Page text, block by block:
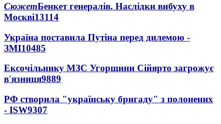
СюжетБенкет генералів. Наслідки вибуху в
Москві13114
Україна поставила Путіна перед дилемою -
ЗМІ10485
Ексочільнику МЗС Угорщини Сійярто загрожує
в'язниця9889
РФ створила "українську бригаду" з полонених
- ISW9307